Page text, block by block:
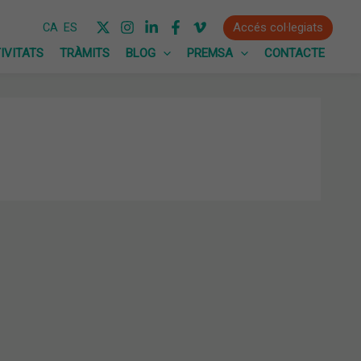
CA ES
Accés col·legiats
TRÀMITS BLOG PREMSA CONTACTE